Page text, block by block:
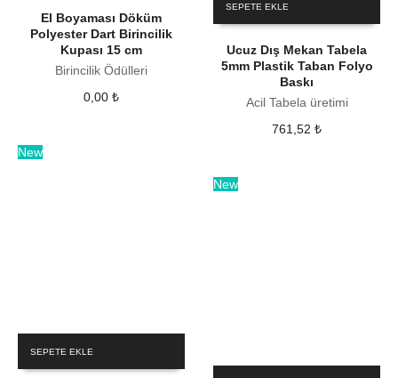
El Boyaması Döküm
Polyester Dart Birincilik
Kupası 15 cm
Birincilik Ödülleri
0,00 ₺
SEPETE EKLE
Ucuz Dış Mekan Tabela
5mm Plastik Taban Folyo
Baskı
Acil Tabela üretimi
761,52₺
New
SEPETE EKLE
New